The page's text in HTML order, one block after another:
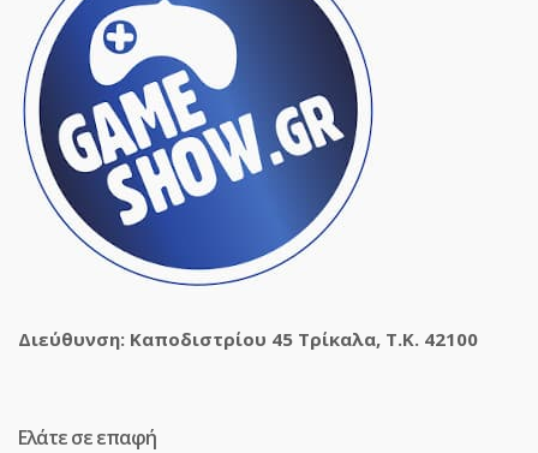
Διεύθυνση: Καποδιστρίου 45 Τρίκαλα, Τ.Κ. 42100
Ελάτε σε επαφή